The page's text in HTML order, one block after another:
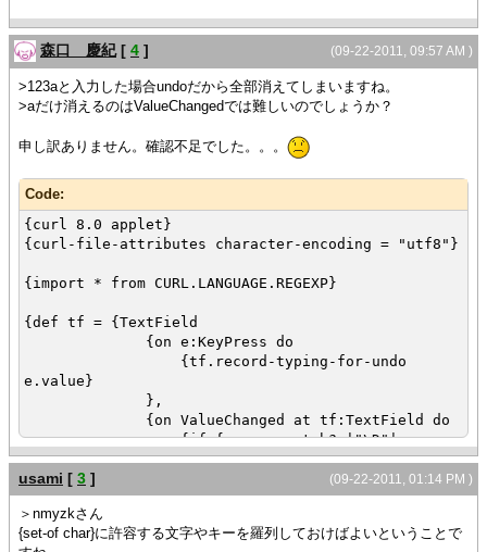
(09-22-2011, 09:57 AM )
森口 慶紀 [ 4 ]
>123aと入力した場合undoだから全部消えてしまいますね。
>aだけ消えるのはValueChangedでは難しいのでしょうか？
申し訳ありません。確認不足でした。。。
Code:
{curl 8.0 applet}
{curl-file-attributes character-encoding = "utf8"}
{import * from CURL.LANGUAGE.REGEXP}
{def tf = {TextField
{on e:KeyPress do
{tf.record-typing-for-undo
e.value}
},
{on ValueChanged at tf:TextField do
{if {regexp-match? |"\D"|,
tf.value} then
{tf.undo}
else
{tf.clear-undo-stack}
}
(09-22-2011, 01:14 PM )
usami [ 3 ]
＞nmyzkさん
{set-of char}に許容する文字やキーを羅列しておけばよいということで